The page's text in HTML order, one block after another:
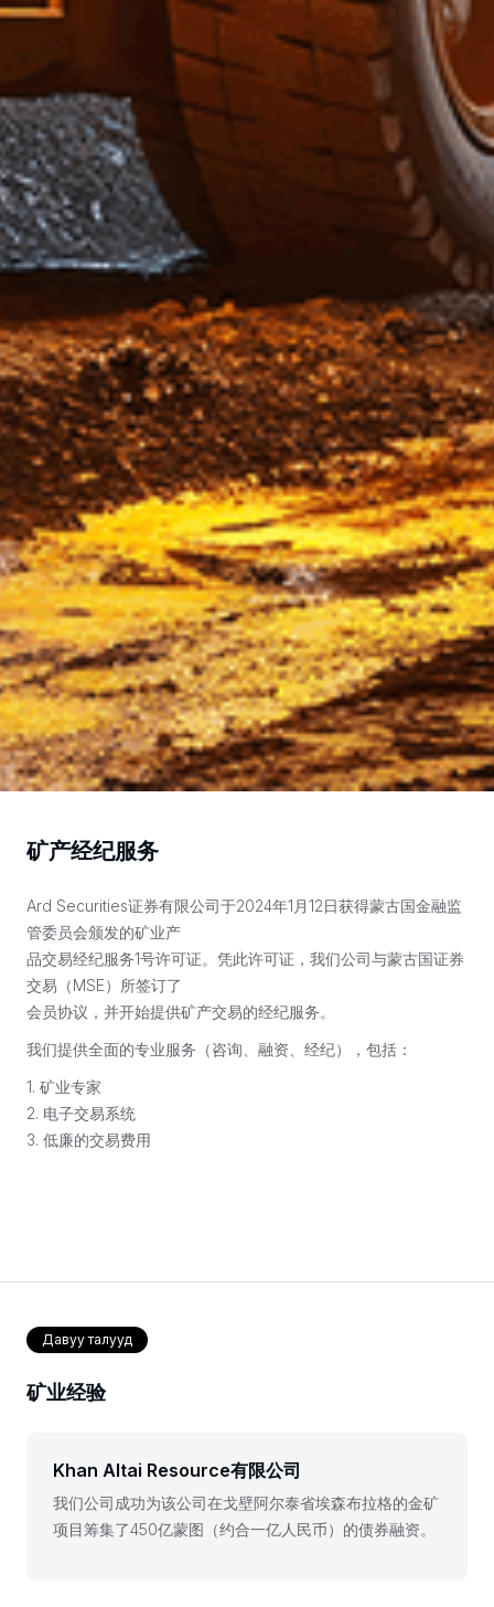
矿产经纪服务
Ard Securities证券有限公司于2024年1月12日获得蒙古国金融监
管委员会颁发的矿业产
品交易经纪服务1号许可证。凭此许可证，我们公司与蒙古国证券
交易（MSE）所签订了
会员协议，并开始提供矿产交易的经纪服务。
我们提供全面的专业服务（咨询、融资、经纪），包括：
1. 矿业专家
2. 电子交易系统
3. 低廉的交易费用
Давуу талууд
矿业经验
Khan Altai Resource有限公司
我们公司成功为该公司在戈壁阿尔泰省埃森布拉格的金矿
项目筹集了450亿蒙图（约合一亿人民币）的债券融资。